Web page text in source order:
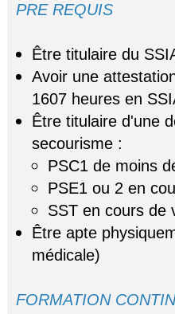
PRE REQUIS
Être titulaire du
Avoir une
1607 heures en
Être titulaire d'une
secourisme :
PSC1 de moins
PSE1 ou 2 en
SST en cours de
Être apte
médicale)
FORMATION